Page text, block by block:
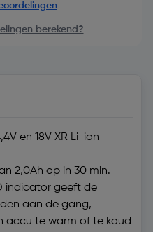
berekend?
en 18V XR Li-ion
2,0Ah op in 30 min.
indicator geeft de
aan de gang,
accu te warm of te koud